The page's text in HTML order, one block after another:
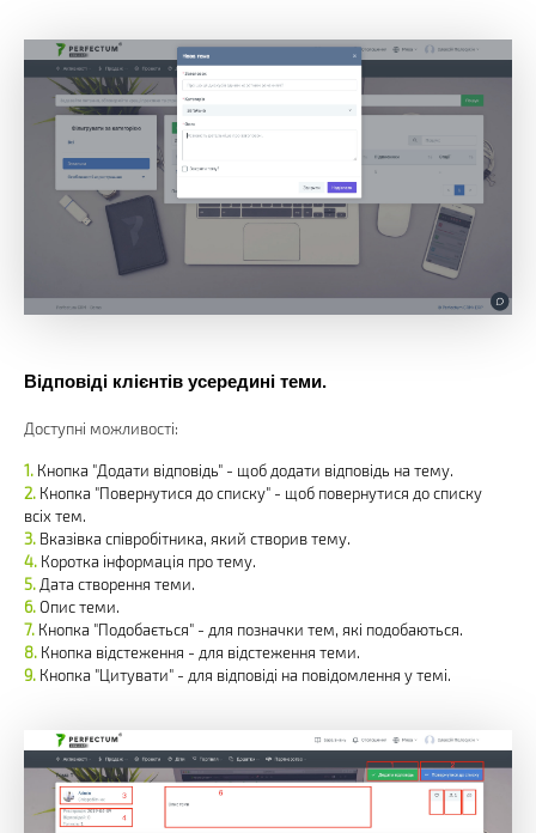
Відповіді клієнтів усередині теми.
Доступні можливості:
Кнопка "Додати відповідь" - щоб додати відповідь на тему.
Кнопка "Повернутися до списку" - щоб повернутися до списку
всіх тем.
Вказівка співробітника, який створив тему.
Коротка інформація про тему.
Дата створення теми.
Опис теми.
Кнопка "Подобається" - для позначки тем, які подобаються.
Кнопка відстеження - для відстеження теми.
Кнопка "Цитувати" - для відповіді на повідомлення у темі.